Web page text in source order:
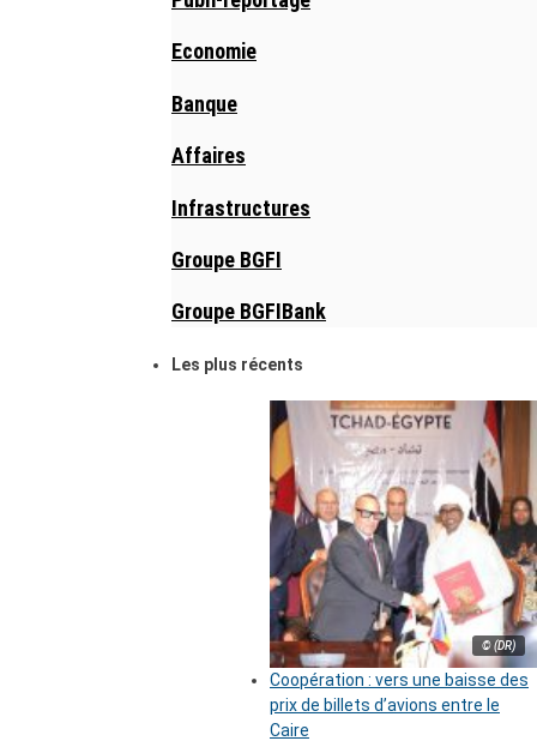
Economie
Banque
Affaires
Infrastructures
Groupe BGFI
Groupe BGFIBank
Les plus récents
© (DR)
Coopération : vers une baisse des
prix de billets d’avions entre le
Caire